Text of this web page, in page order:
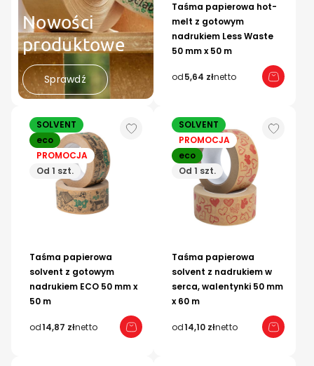
Nowości
produktowe
Sprawdź
Taśma papierowa hot-
melt z gotowym
nadrukiem Less Waste
50 mm x 50 m
od5,64 złnetto
SOLVENT
eco
PROMOCJA
Od 1 szt.
Taśma papierowa
solvent z gotowym
nadrukiem ECO 50 mm x
50 m
od14,87 złnetto
SOLVENT
PROMOCJA
eco
Od 1 szt.
Taśma papierowa
solvent z nadrukiem w
serca, walentynki 50 mm
x 60 m
od14,10 złnetto